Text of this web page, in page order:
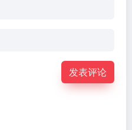
发表评论